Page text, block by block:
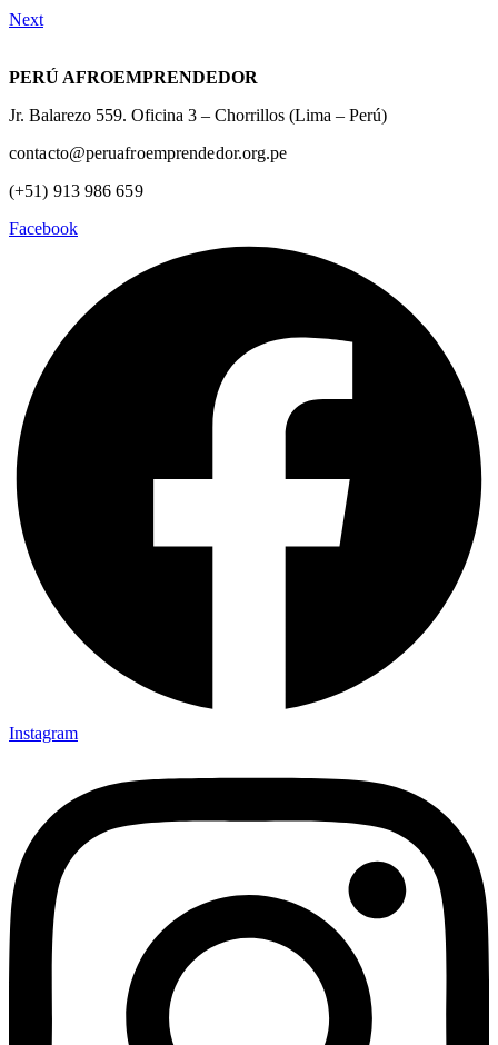
Next
PERÚ AFROEMPRENDEDOR
Jr. Balarezo 559. Oficina 3 – Chorrillos (Lima – Perú)
contacto@peruafroemprendedor.org.pe
(+51) 913 986 659
Facebook
Instagram